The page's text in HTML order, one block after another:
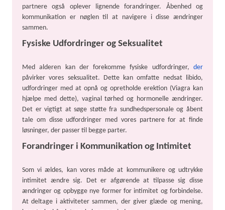
partnere også oplever lignende forandringer. Åbenhed og
kommunikation er nøglen til at navigere i disse ændringer
sammen.
Fysiske Udfordringer og Seksualitet
Med alderen kan der forekomme fysiske udfordringer, der
påvirker vores seksualitet. Dette kan omfatte nedsat libido,
udfordringer med at opnå og opretholde erektion (Viagra kan
hjælpe med dette), vaginal tørhed og hormonelle ændringer.
Det er vigtigt at søge støtte fra sundhedspersonale og åbent
tale om disse udfordringer med vores partnere for at finde
løsninger, der passer til begge parter.
Forandringer i Kommunikation og Intimitet
Som vi ældes, kan vores måde at kommunikere og udtrykke
intimitet ændre sig. Det er afgørende at tilpasse sig disse
ændringer og opbygge nye former for intimitet og forbindelse.
At deltage i aktiviteter sammen, der giver glæde og mening,